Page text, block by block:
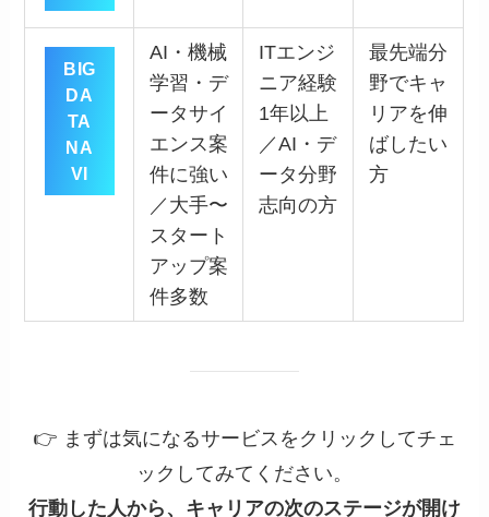
BIG
DA
TA
NA
VI
AI・機械
学習・デ
ータサイ
エンス案
件に強い
／大手〜
スタート
アップ案
件多数
ITエンジ
ニア経験
1年以上
／AI・デ
ータ分野
志向の方
最先端分
野でキャ
リアを伸
ばしたい
方
👉 まずは気になるサービスをクリックしてチェ
ックしてみてください。
行動した人から、キャリアの次のステージが開け